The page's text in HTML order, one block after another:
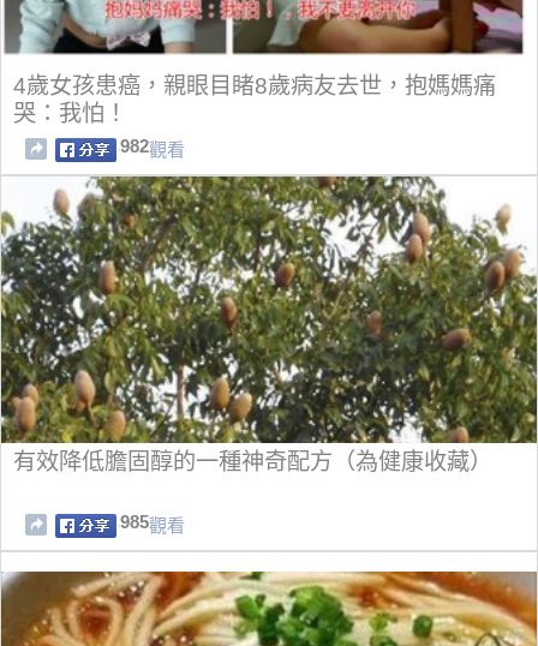
4歲女孩患癌，親眼目睹8歲病友去世，抱媽媽痛
哭：我怕！
982觀看
有效降低膽固醇的一種神奇配方（為健康收藏）
985觀看